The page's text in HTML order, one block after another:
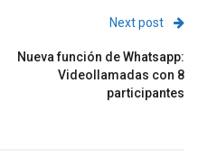
Next post
Nueva función de Whatsapp:
Videollamadas con 8
participantes